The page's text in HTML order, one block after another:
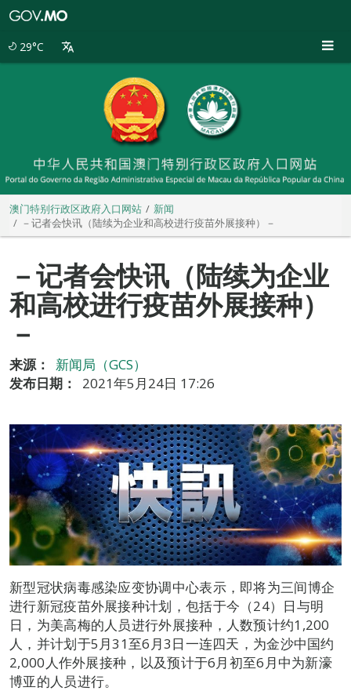
29°C
澳门特别行政区政府入口网站
新闻
－记者会快讯（陆续为企业和高校进行疫苗外展接种）－
－记者会快讯（陆续为企业
和高校进行疫苗外展接种）
－
来源：
新闻局（GCS）
发布日期：
2021年5月24日 17:26
新型冠状病毒感染应变协调中心表示，即将为三间博企
进行新冠疫苗外展接种计划，包括于今（24）日与明
日，为美高梅的人员进行外展接种，人数预计约1,200
人，并计划于5月31至6月3日一连四天，为金沙中国约
2,000人作外展接种，以及预计于6月初至6月中为新濠
博亚的人员进行。